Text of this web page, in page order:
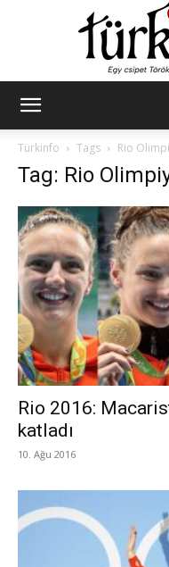
Türkinfo
Tags Rio
Tag: Rio
Rio 2016:
katladı
10. Ağu 2016